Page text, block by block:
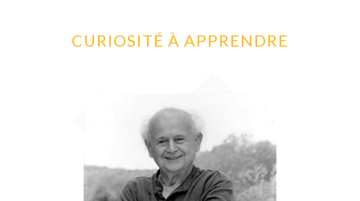
CURIOSITÉ À APPRENDRE